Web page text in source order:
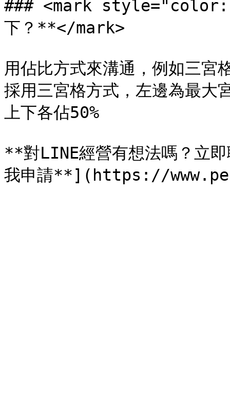
### <mark
下？**</mark>
用佔比方式來溝通，例如三
採用三宮格方式，左邊為最大
上下各佔50%
**對LINE經營有想法嗎？